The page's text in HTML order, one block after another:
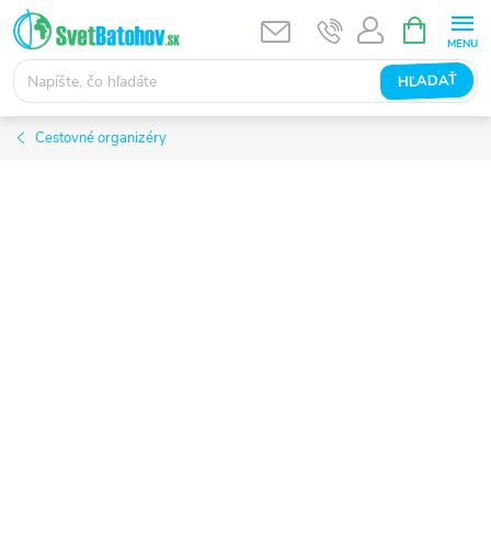
Prejsť
na
obsah
HĽADAŤ
KOŠÍK
Cestovné organizéry